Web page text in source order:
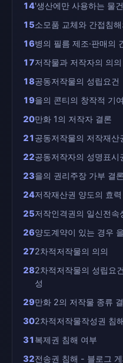
14'생산에만 사용하는 물
15소모품 교체와 간접침
16병의 필름 제조·판매의
17저작물과 저작자의 의의
18공동저작물의 성립요건
19을의 콘티의 창작적 기여
20만화 1의 저작자 결론
21공동저작물의 저작재산
22공동저작자의 성명표시
23을의 권리주장 가부 결론
24저작재산권 양도의 효력
25저작인격권의 일신전속
26양도계약이 있는 경우
272차적저작물의 의의
282차적저작물의 성립요
성
29만화 2의 저작물 종류
302차적저작물작성권 침
31복제권 침해 여부
32전송권 침해 - 블로그 게